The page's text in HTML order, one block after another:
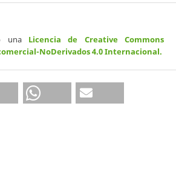
una Licencia de Creative Commons
NoDerivados 4.0 Internacional.